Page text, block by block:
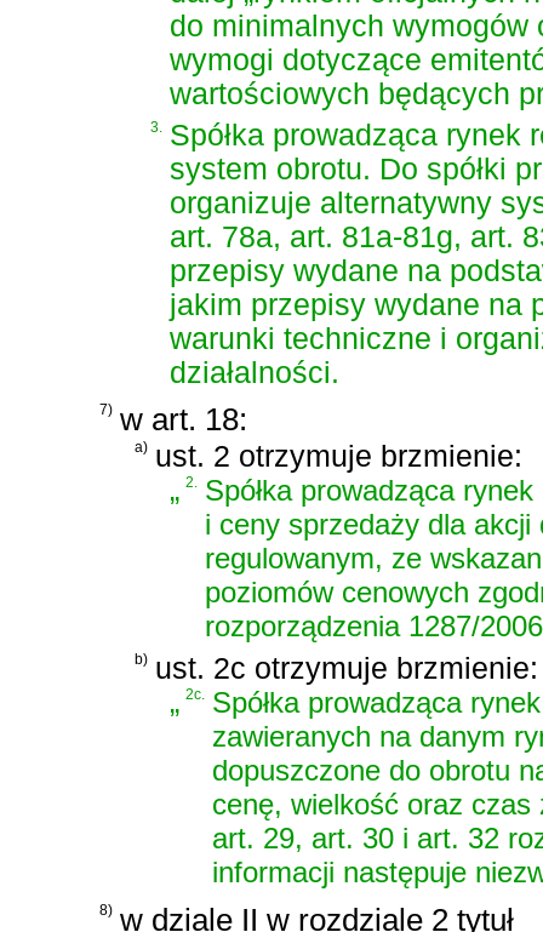
do minimalnych
wymogi dotyczące
wartościowych będących
3.
Spółka prowadząca rynek
system obrotu. Do spółki
organizuje alternatywny
art. 78a, art. 81a-81g, art.
przepisy wydane na
jakim przepisy wydane na
warunki techniczne i
działalności.
7) w art. 18:
a) ust. 2 otrzymuje brzmienie:
„2. Spółka prowadząca
i ceny sprzedaży dla
regulowanym, ze
poziomów cenowych
rozporządzenia 1287/
b) ust. 2c otrzymuje brzmienie:
„2c. Spółka prowadząca
zawieranych na danym
dopuszczone do obrotu
cenę, wielkość oraz
art. 29, art. 30 i art. 32
informacji następuje
8) w dziale II w rozdziale 2 tytuł